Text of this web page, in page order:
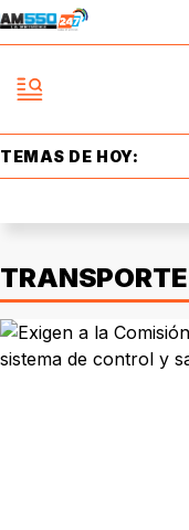
TEMAS DE HOY: